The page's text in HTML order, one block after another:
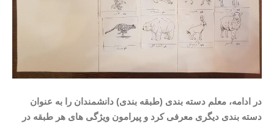
در ادامه، معلم دسته بندی (طبقه بندی) دانشمندان را به عنوان
دسته بندی دیگری معرفی کرد و پیرامون ویژگی های هر طبقه در